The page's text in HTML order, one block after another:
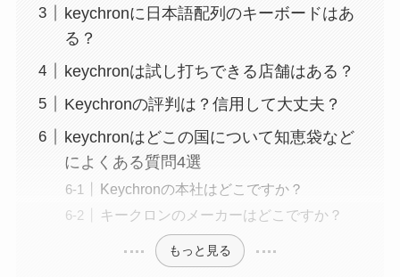
keychronに日本語配列のキーボードはあ
る？
keychronは試し打ちできる店舗はある？
Keychronの評判は？信用して大丈夫？
keychronはどこの国について知恵袋など
によくある質問4選
Keychronの本社はどこですか？
キークロンのメーカーはどこですか？
もっと見る